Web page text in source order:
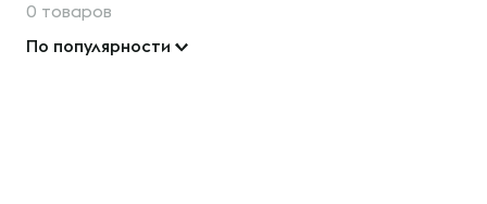
0 товаров
По популярности